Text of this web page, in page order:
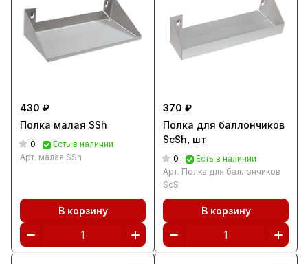
430 ₽
Полка малая SSh
0
Есть в наличии
Арт. малая SSh
В корзину
370 ₽
Полка для баллончиков
ScSh, шт
0
Есть в наличии
Арт. Полка для баллончиков
ScS
В корзину